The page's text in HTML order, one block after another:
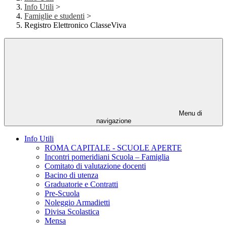
Info Utili >
Famiglie e studenti >
Registro Elettronico ClasseViva
Menu di
navigazione
Info Utili
ROMA CAPITALE - SCUOLE APERTE
Incontri pomeridiani Scuola – Famiglia
Comitato di valutazione docenti
Bacino di utenza
Graduatorie e Contratti
Pre-Scuola
Noleggio Armadietti
Divisa Scolastica
Mensa